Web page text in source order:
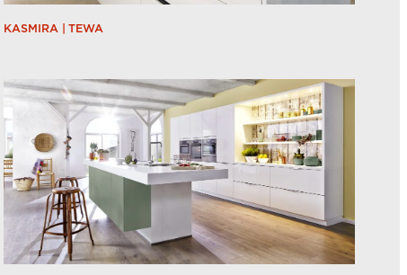
KASMIRA | TEWA